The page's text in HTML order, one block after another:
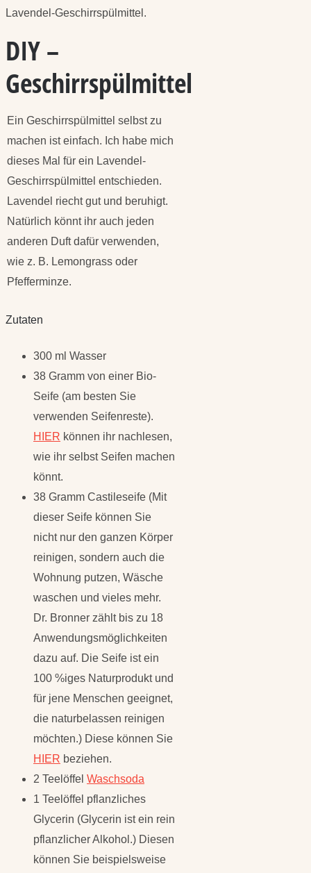
Lavendel-Geschirrspülmittel.
DIY –
Geschirrspülmittel
Ein Geschirrspülmittel selbst zu
machen ist einfach. Ich habe mich
dieses Mal für ein Lavendel-
Geschirrspülmittel entschieden.
Lavendel riecht gut und beruhigt.
Natürlich könnt ihr auch jeden
anderen Duft dafür verwenden,
wie z. B. Lemongrass oder
Pfefferminze.
Zutaten
300 ml Wasser
38 Gramm von einer Bio-
Seife (am besten Sie
verwenden Seifenreste).
HIER können ihr nachlesen,
wie ihr selbst Seifen machen
könnt.
38 Gramm Castileseife (Mit
dieser Seife können Sie
nicht nur den ganzen Körper
reinigen, sondern auch die
Wohnung putzen, Wäsche
waschen und vieles mehr.
Dr. Bronner zählt bis zu 18
Anwendungsmöglichkeiten
dazu auf. Die Seife ist ein
100 %iges Naturprodukt und
für jene Menschen geeignet,
die naturbelassen reinigen
möchten.) Diese können Sie
HIER beziehen.
2 Teelöffel Waschsoda
1 Teelöffel pflanzliches
Glycerin (Glycerin ist ein rein
pflanzlicher Alkohol.) Diesen
können Sie beispielsweise